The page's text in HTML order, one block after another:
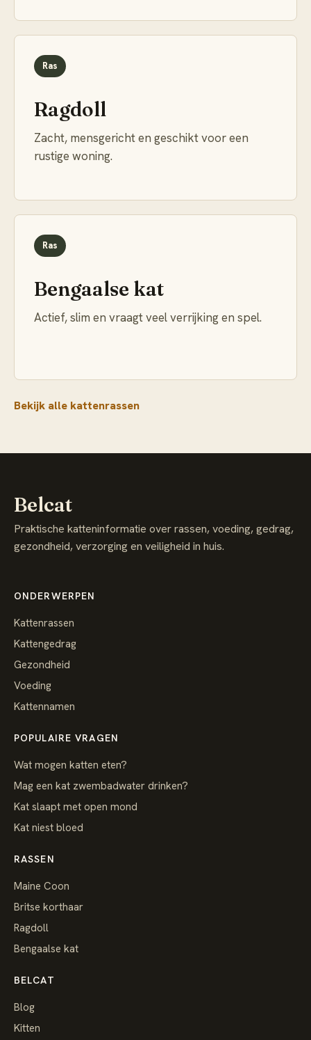
Ras
Ragdoll
Zacht, mensgericht en geschikt voor een
rustige woning.
Ras
Bengaalse kat
Actief, slim en vraagt veel verrijking en spel.
Bekijk alle kattenrassen
Belcat
Praktische katteninformatie over rassen, voeding, gedrag,
gezondheid, verzorging en veiligheid in huis.
ONDERWERPEN
Kattenrassen
Kattengedrag
Gezondheid
Voeding
Kattennamen
POPULAIRE VRAGEN
Wat mogen katten eten?
Mag een kat zwembadwater drinken?
Kat slaapt met open mond
Kat niest bloed
RASSEN
Maine Coon
Britse korthaar
Ragdoll
Bengaalse kat
BELCAT
Blog
Kitten